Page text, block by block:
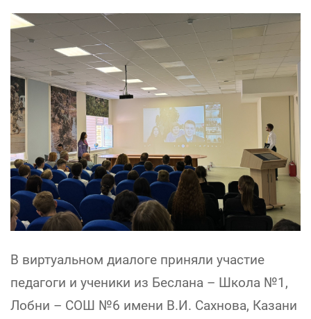
В виртуальном диалоге приняли участие
педагоги и ученики из Беслана – Школа №1,
Лобни – СОШ №6 имени В.И. Сахнова, Казани